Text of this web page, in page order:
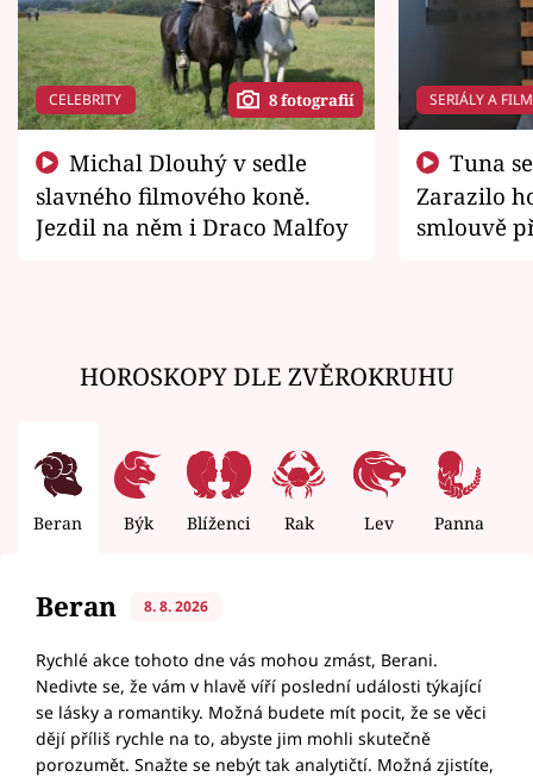
CELEBRITY 8 fotografií
slavného filmového koně.
Jezdil na něm i Draco Malfoy
SERIÁLY A
Zarazilo
smlouvě
HOROSKOPY DLE ZVĚROKRUHU
Beran Býk Blíženci Rak Lev Panna
Beran 8. 8. 2026
Rychlé akce tohoto dne vás mohou zmást, Berani.
Nedivte se, že vám v hlavě víří poslední události týkající
se lásky a romantiky. Možná budete mít pocit, že se věci
dějí příliš rychle na to, abyste jim mohli skutečně
porozumět. Snažte se nebýt tak analytičtí. Možná zjistíte,